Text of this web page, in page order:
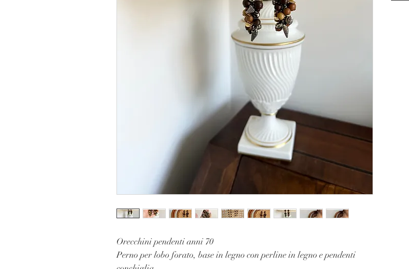
Orecchini pendenti anni 70
Perno per lobo forato, base in legno con perline in legno e pendenti